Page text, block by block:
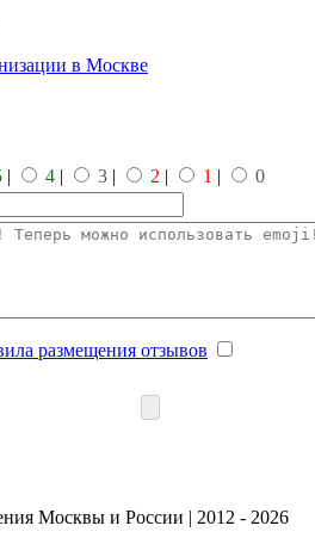
в Москве
| 4 | 3 | 2 | 1 |
0
размещения отзывов
Москвы и России | 2012 - 2026